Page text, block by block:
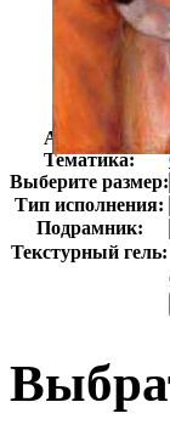
Автор:
Арт-стиль
Тематика:
Выберите размер:
Тип исполнения:
Подрамник:
Текстурный гель: